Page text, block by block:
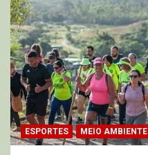
ESPORTES MEIO AMBIENTE